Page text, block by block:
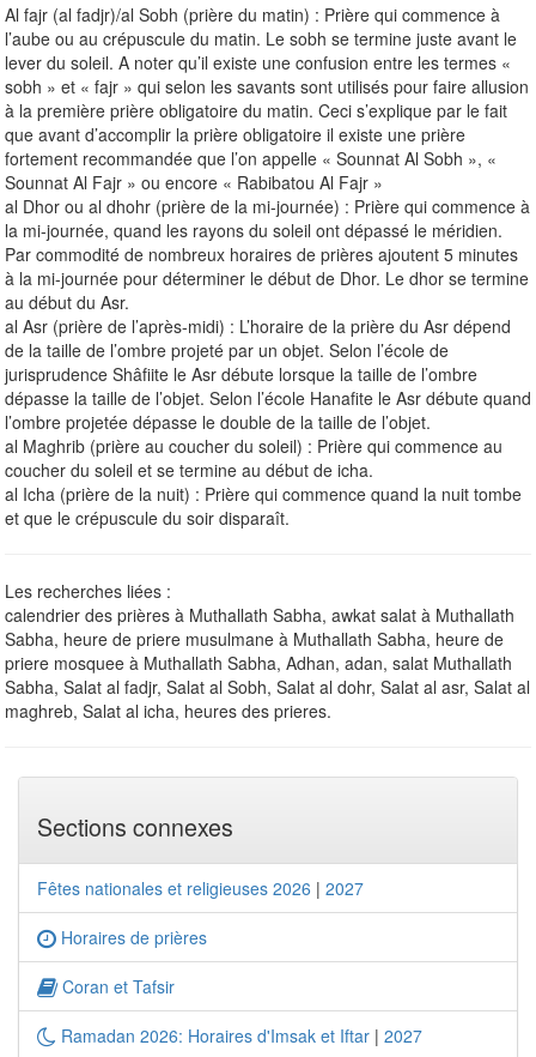
Al fajr (al fadjr)/al Sobh (prière du matin) : Prière qui commence à
l’aube ou au crépuscule du matin. Le sobh se termine juste avant le
lever du soleil. A noter qu’il existe une confusion entre les termes «
sobh » et « fajr » qui selon les savants sont utilisés pour faire allusion
à la première prière obligatoire du matin. Ceci s’explique par le fait
que avant d’accomplir la prière obligatoire il existe une prière
fortement recommandée que l’on appelle « Sounnat Al Sobh », «
Sounnat Al Fajr » ou encore « Rabibatou Al Fajr »
al Dhor ou al dhohr (prière de la mi-journée) : Prière qui commence à
la mi-journée, quand les rayons du soleil ont dépassé le méridien.
Par commodité de nombreux horaires de prières ajoutent 5 minutes
à la mi-journée pour déterminer le début de Dhor. Le dhor se termine
au début du Asr.
al Asr (prière de l’après-midi) : L’horaire de la prière du Asr dépend
de la taille de l’ombre projeté par un objet. Selon l’école de
jurisprudence Shâfiite le Asr débute lorsque la taille de l’ombre
dépasse la taille de l’objet. Selon l’école Hanafite le Asr débute quand
l’ombre projetée dépasse le double de la taille de l’objet.
al Maghrib (prière au coucher du soleil) : Prière qui commence au
coucher du soleil et se termine au début de icha.
al Icha (prière de la nuit) : Prière qui commence quand la nuit tombe
et que le crépuscule du soir disparaît.
Les recherches liées :
calendrier des prières à Muthallath Sabha, awkat salat à Muthallath
Sabha, heure de priere musulmane à Muthallath Sabha, heure de
priere mosquee à Muthallath Sabha, Adhan, adan, salat Muthallath
Sabha, Salat al fadjr, Salat al Sobh, Salat al dohr, Salat al asr, Salat al
maghreb, Salat al icha, heures des prieres.
Sections connexes
Fêtes nationales et religieuses 2026 | 2027
Horaires de prières
Coran et Tafsir
Ramadan 2026: Horaires d'Imsak et Iftar | 2027